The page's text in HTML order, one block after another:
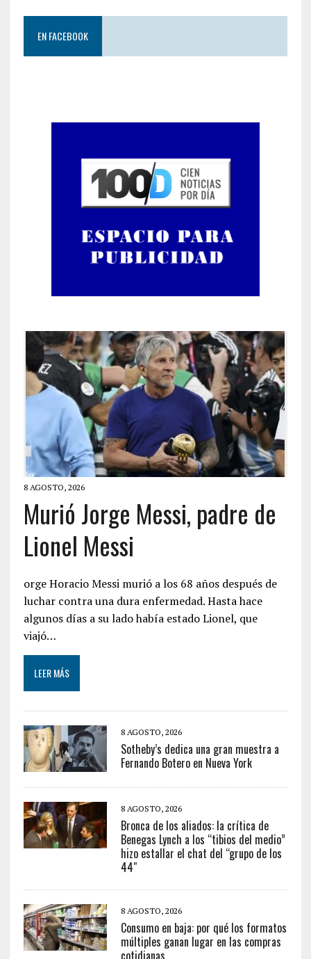
EN FACEBOOK
8 AGOSTO, 2026
Murió Jorge Messi, padre de
Lionel Messi
orge Horacio Messi murió a los 68 años después de
luchar contra una dura enfermedad. Hasta hace
algunos días a su lado había estado Lionel, que
viajó…
LEER MÁS
8 AGOSTO, 2026
Sotheby’s dedica una gran muestra a
Fernando Botero en Nueva York
8 AGOSTO, 2026
Bronca de los aliados: la crítica de
Benegas Lynch a los “tibios del medio”
hizo estallar el chat del “grupo de los
44″
8 AGOSTO, 2026
Consumo en baja: por qué los formatos
múltiples ganan lugar en las compras
cotidianas